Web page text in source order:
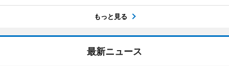
もっと見る
最新ニュース